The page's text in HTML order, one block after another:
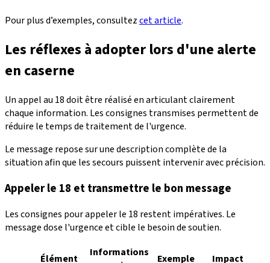
Pour plus d’exemples, consultezcet article.
Les réflexes à adopter lors d'une alerte
en caserne
Un appel au 18 doit être réalisé en articulant clairement
chaque information. Les consignes transmises permettent de
réduire le temps de traitement de l'urgence.
Le message repose sur une description complète de la
situation afin que les secours puissent intervenir avec précision.
Appeler le 18 et transmettre le bon message
Les consignes pour appeler le 18 restent impératives. Le
message dose l'urgence et cible le besoin de soutien.
Élément
Informations
Exemple Impact